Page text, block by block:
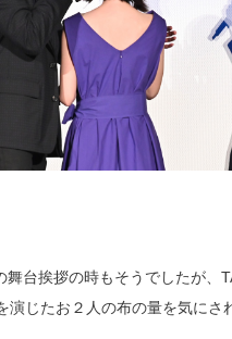
舞台挨拶の時もそうでしたが、
演じたお２人の布の量を気にさ